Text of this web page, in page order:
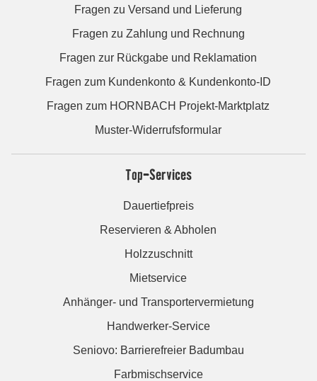
Fragen zu Versand und Lieferung
Fragen zu Zahlung und Rechnung
Fragen zur Rückgabe und Reklamation
Fragen zum Kundenkonto & Kundenkonto-ID
Fragen zum HORNBACH Projekt-Marktplatz
Muster-Widerrufsformular
Top-Services
Dauertiefpreis
Reservieren & Abholen
Holzzuschnitt
Mietservice
Anhänger- und Transportervermietung
Handwerker-Service
Seniovo: Barrierefreier Badumbau
Farbmischservice